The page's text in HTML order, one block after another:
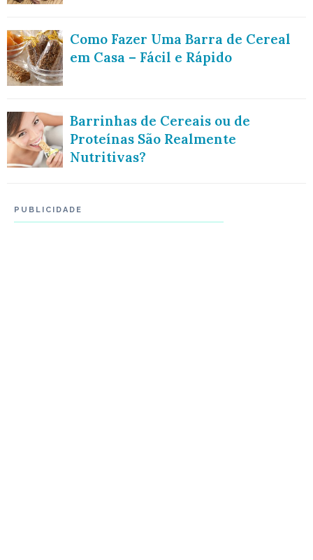
Como Fazer Uma Barra de Cereal
em Casa – Fácil e Rápido
Barrinhas de Cereais ou de
Proteínas São Realmente
Nutritivas?
PUBLICIDADE